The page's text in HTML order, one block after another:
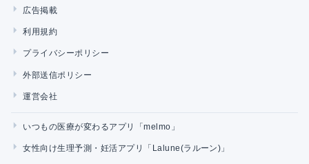
広告掲載
利用規約
プライバシーポリシー
外部送信ポリシー
運営会社
いつもの医療が変わるアプリ「melmo」
女性向け生理予測・妊活アプリ「Lalune(ラルーン)」